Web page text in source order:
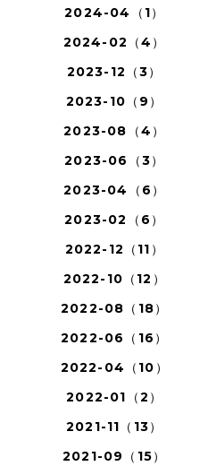
2024-04（1）
2024-02（4）
2023-12（3）
2023-10（9）
2023-08（4）
2023-06（3）
2023-04（6）
2023-02（6）
2022-12（11）
2022-10（12）
2022-08（18）
2022-06（16）
2022-04（10）
2022-01（2）
2021-11（13）
2021-09（15）